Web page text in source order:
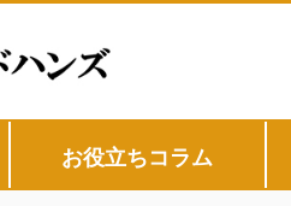
お役立ちコラム